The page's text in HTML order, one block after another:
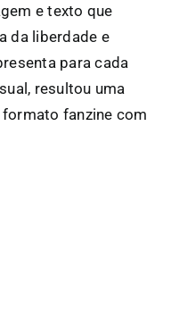
e texto que
da liberdade e
para cada
resultou uma
fanzine com